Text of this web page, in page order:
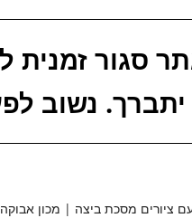
סגור זמנית
יתברך. נשוב
ציורים מסכת ביצה | מכון אבוקה